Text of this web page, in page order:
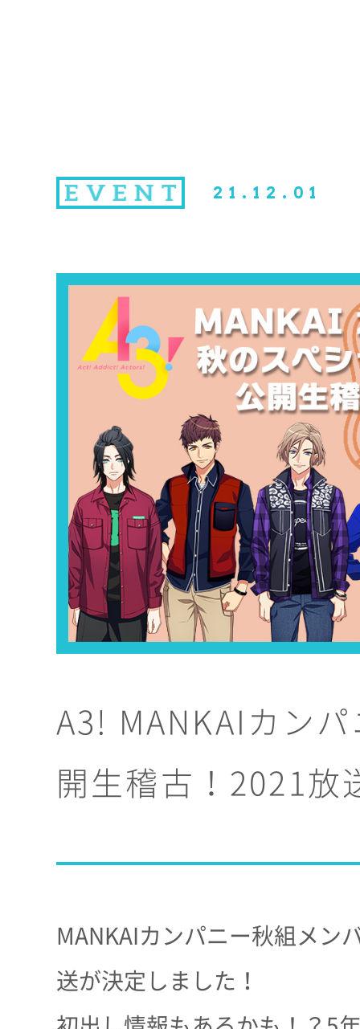
21.12.01
A3! MANKAIカン
開生稽古！2021放
MANKAIカンパニー秋組メン
送が決定しました！